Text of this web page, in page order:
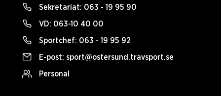
Sekretariat: 063 - 19 95 90
VD: 063-10 40 00
Sportchef: 063 - 19 95 92
E-post: sport@ostersund.travsport.se
Personal